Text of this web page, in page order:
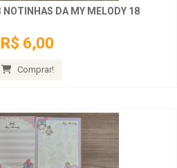
DA MY MELODY 18
R$ 6,00
Comprar!